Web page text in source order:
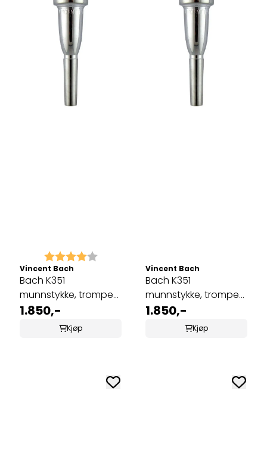
Karakter: 4.0 av 5 mulige
Vincent Bach
Bach K351
munnstykke, trompet,
megatone, 3C
1.850,-
Kjøp
Vincent Bach
Bach K351
munnstykke, trompet,
megatone, 5C
1.850,-
Kjøp